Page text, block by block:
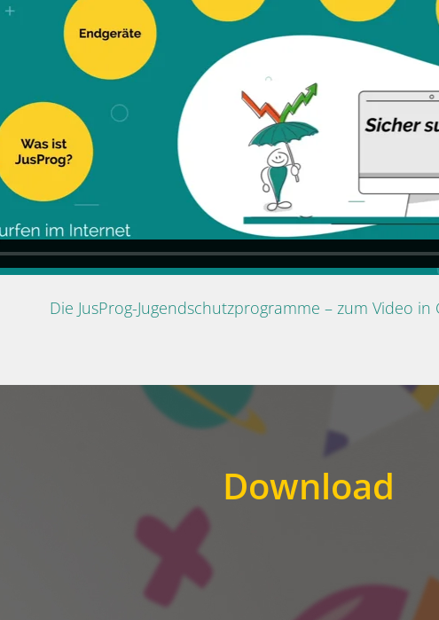
Die JusProg-Jugendschutzprogramme – zum Video
Download